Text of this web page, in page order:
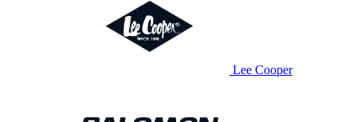
Lee Cooper